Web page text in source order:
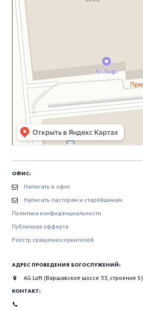
ОФИС:
Написать в офис
Написать пасторам и старейшинам
Политика конфиденциальности
Публичная офферта
Реестр священнослужителей
АДРЕС ПРОВЕДЕНИЯ БОГОСЛУЖЕНИЙ:
AG Loft (Варшавское шоссе 33, строение 5)
КОНТАКТ: